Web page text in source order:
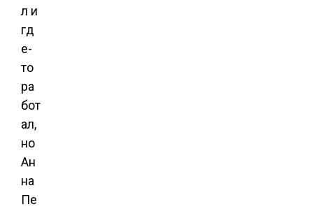
л и
гд
е-
то
ра
бот
ал,
но
Ан
на
Пе